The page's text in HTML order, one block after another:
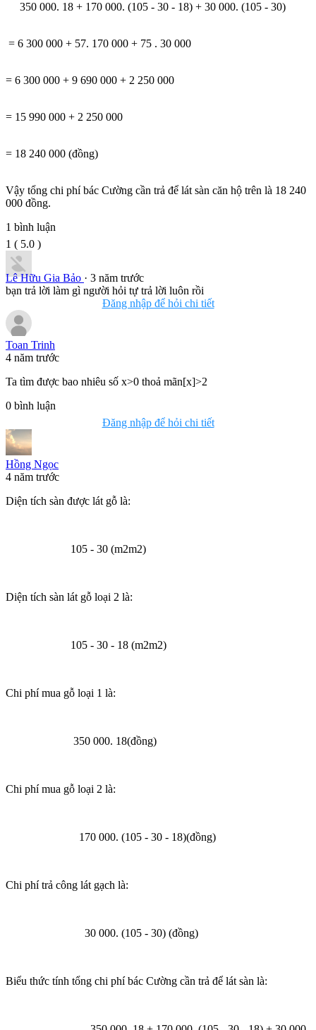
350 000. 18 + 170 000. (105 - 30 - 18) + 30 000. (105 - 30)
= 6 300 000 + 57. 170 000 + 75 . 30 000
= 6 300 000 + 9 690 000 + 2 250 000
= 15 990 000 + 2 250 000
= 18 240 000 (đồng)
Vậy tổng chi phí bác Cường cần trả để lát sàn căn hộ trên là 18 240
000 đồng.
1 bình luận
1 ( 5.0 )
Lê Hữu Gia Bảo · 3 năm trước
bạn trả lời làm gì người hỏi tự trả lời luôn rồi
Đăng nhập để hỏi chi tiết
Toan Trinh
4 năm trước
Ta tìm được bao nhiêu số x>0 thoả mãn[x]>2
0 bình luận
Đăng nhập để hỏi chi tiết
Hồng Ngọc
4 năm trước
Diện tích sàn được lát gỗ là:
105 - 30 (m2m2)
Diện tích sàn lát gỗ loại 2 là:
105 - 30 - 18 (m2m2)
Chi phí mua gỗ loại 1 là:
350 000. 18(đồng)
Chi phí mua gỗ loại 2 là:
170 000. (105 - 30 - 18)(đồng)
Chi phí trả công lát gạch là:
30 000. (105 - 30) (đồng)
Biểu thức tính tổng chi phí bác Cường cần trả để lát sàn là: